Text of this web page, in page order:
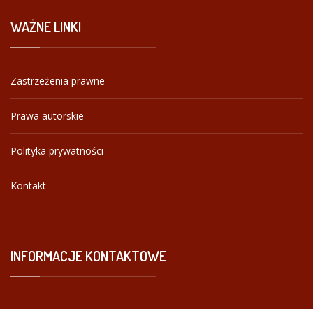
WAŻNELINKI
Zastrzeżenia prawne
Prawa autorskie
Polityka prywatności
Kontakt
INFORMACJEKONTAKTOWE